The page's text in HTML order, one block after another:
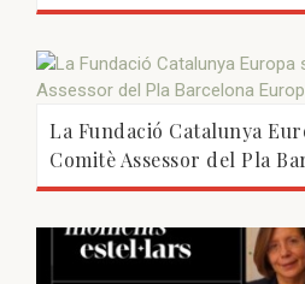
La Fundació Catalunya
Comitè Assessor del Pla